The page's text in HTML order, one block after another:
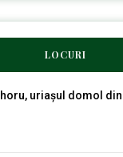
LOCURI
uriașul domol